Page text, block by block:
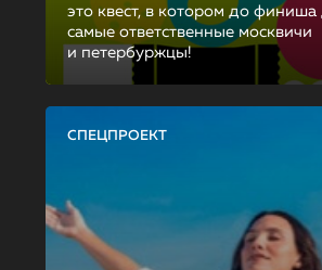
это квест, в котором до финиша
самые ответственные москвичи
и петербуржцы!
СПЕЦПРОЕКТ